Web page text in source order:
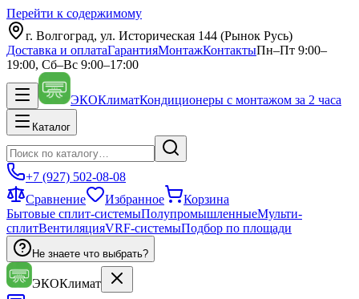
Перейти к содержимому
г. Волгоград, ул. Историческая 144 (Рынок Русь)
Доставка и оплатаГарантияМонтажКонтактыПн–Пт 9:00–
19:00, Сб–Вс 9:00–17:00
ЭКОКлиматКондиционеры с монтажом за 2 часа
Каталог
+7 (927) 502-08-08
Сравнение
Избранное
Корзина
Бытовые сплит-системыПолупромышленныеМульти-
сплитВентиляцияVRF-системыПодбор по площади
Не знаете что выбрать?
ЭКОКлимат